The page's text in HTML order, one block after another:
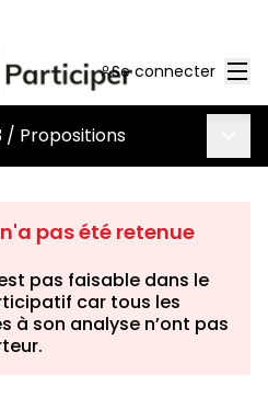
Se connecter
/ Propositions
pas été retenue
pas faisable dans le
car tous les
à son analyse n’ont pas